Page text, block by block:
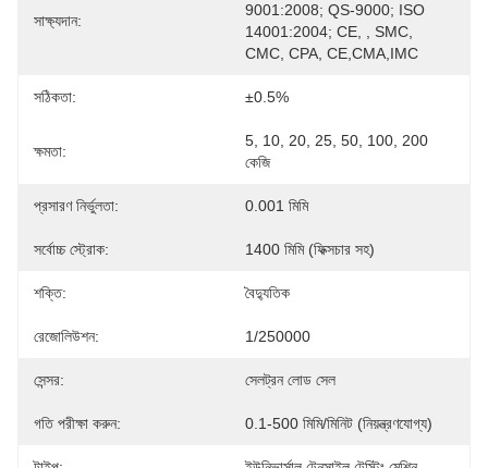
সাক্ষ্যদান:
9001:2008; QS-9000; ISO
14001:2004; CE, , SMC,
CMC, CPA, CE,CMA,IMC
সঠিকতা: ±0.5%
ক্ষমতা:
5, 10, 20, 25, 50, 100, 200
কেজি
প্রসারণ নির্ভুলতা: 0.001 মিমি
সর্বোচ্চ স্ট্রোক: 1400 মিমি (ফিক্সচার সহ)
শক্তি: বৈদ্যুতিক
রেজোলিউশন: 1/250000
সেন্সর: সেলট্রন লোড সেল
গতি পরীক্ষা করুন: 0.1-500 মিমি/মিনিট (নিয়ন্ত্রণযোগ্য)